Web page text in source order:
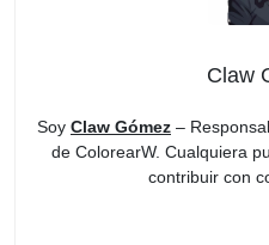
Claw
Soy Claw Gómez –
de ColorearW. Cualquiera
contribuir con